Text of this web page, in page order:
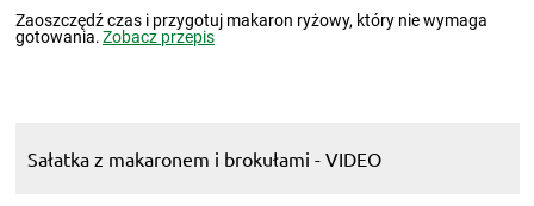
Zaoszczędź czas i przygotuj makaron ryżowy, który nie wymaga
gotowania.Zobacz przepis
Sałatka z makaronem i brokułami - VIDEO